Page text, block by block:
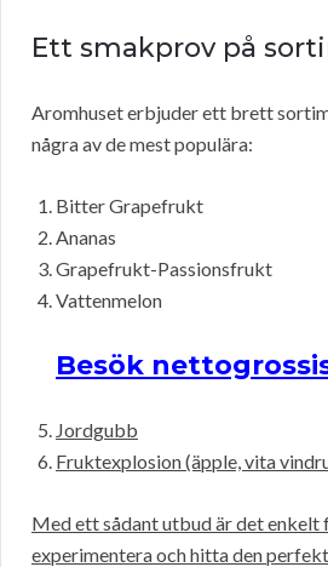
Ett smakprov på
Aromhuset erbjuder ett brett
några av de mest populära:
Bitter Grapefrukt
Ananas
Grapefrukt-Passionsfrukt
Vattenmelon
Besök
Jordgubb
Fruktexplosion (äpple, vita
Med ett sådant utbud är det enkelt
experimentera och hitta den